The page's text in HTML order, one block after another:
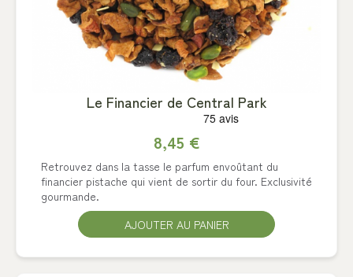
Le Financier de Central Park
8,45 €
Retrouvez dans la tasse le parfum envoûtant du
financier pistache qui vient de sortir du four. Exclusivité
gourmande.
AJOUTER AU PANIER